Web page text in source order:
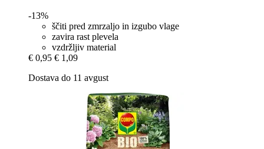
-13%
ščiti pred zmrzaljo in izgubo vlage
zavira rast plevela
vzdržljiv material
€ 0,95 € 1,09
Dostava do 11 avgust